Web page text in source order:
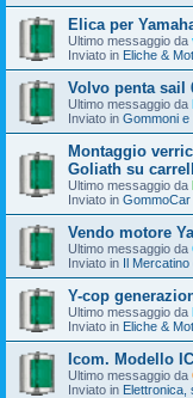
Elica per
Ultimo messaggio da
Inviato in Eliche &
Volvo penta sail
Ultimo messaggio da
Inviato in Gommoni e
Montaggio
Goliath su
Ultimo messaggio da
Inviato in
Vendo motore
Ultimo messaggio da
Inviato in Il
Y-cop
Ultimo messaggio da
Inviato in Eliche &
Icom. Modello
Ultimo messaggio da
Inviato in Elettronica,